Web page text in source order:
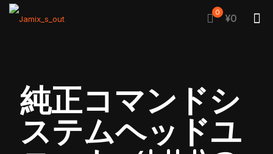
0 ¥0
純正コマンドシ
ステムヘッドユ